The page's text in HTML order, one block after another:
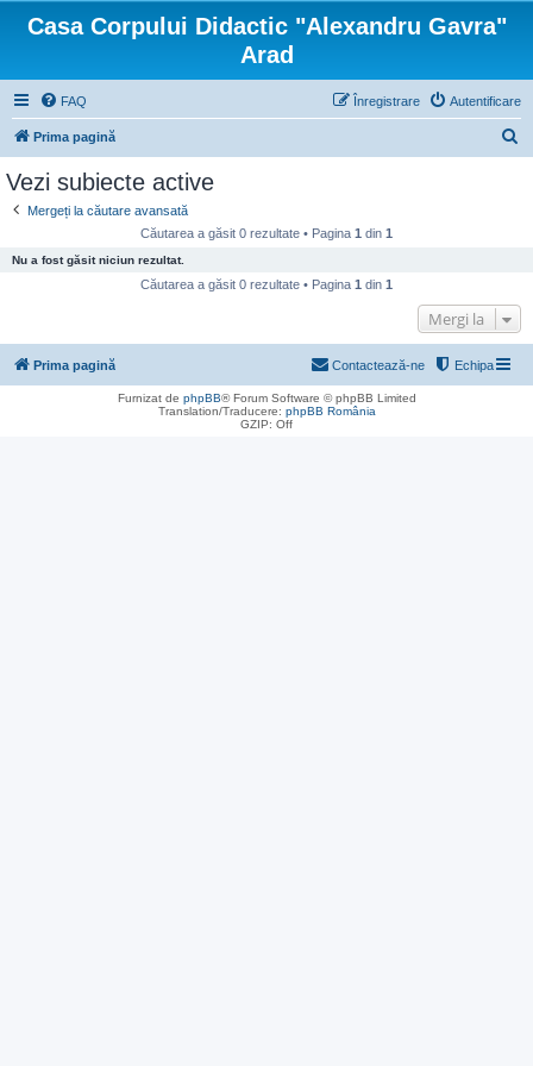
Casa Corpului Didactic "Alexandru Gavra"
Arad
FAQ Autentificare
Înregistrare
Prima pagină
e
Vezi subiecte active
Mergeți la căutare avansată
Căutarea a găsit 0 rezultate • Pagina 1 din 1
Nu a fost găsit niciun rezultat.
Căutarea a găsit 0 rezultate • Pagina 1 din 1
Mergi la
Prima pagină Echipa
Contactează-ne
Furnizat de phpBB® Forum Software © phpBB Limited
Translation/Traducere: phpBB România
GZIP: Off